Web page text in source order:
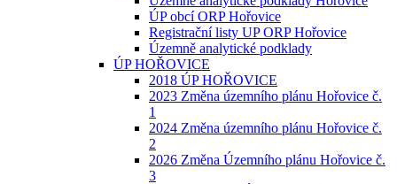
ÚP obcí ORP Hořovice
Registrační listy UP ORP Hořovice
Územně analytické podklady
ÚP HOŘOVICE
2018 ÚP HOŘOVICE
2023 Změna územního plánu Hořovice č.
1
2024 Změna územního plánu Hořovice č.
2
2026 Změna Územního plánu Hořovice č.
3